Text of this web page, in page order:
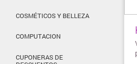
COSMÉTICOS Y BELLEZA
COMPUTACION
CUPONERAS DE